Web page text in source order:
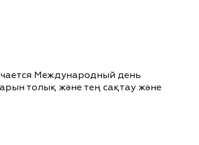
Международный день
толық және тең сақтау және